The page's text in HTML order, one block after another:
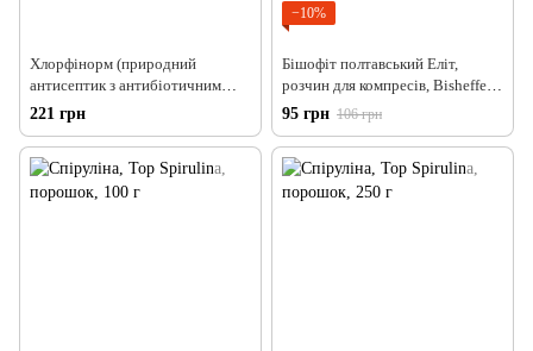
Хлорфінорм (природний
антисептик з антибіотичним
ефектом, джерело хлорофілу),
Грін Віза, 60 таб
221 грн
−10%
Бішофіт полтавський Еліт,
розчин для компресів, Bisheffect,
650 мл
95 грн 106 грн